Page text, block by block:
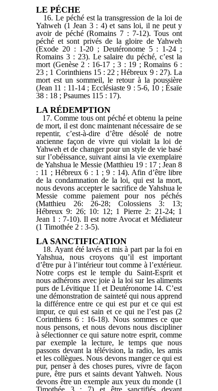
LE PÉCHE
16. Le péché est la transgression de la loi de
Yahweh (1 Jean 3 : 4) et sans loi, il ne peut y
avoir de péché (Romains 7 : 7-12). Tous ont
péché et sont privés de la gloire de Yahweh
(Exode 20 : 1-20 ; Deutéronome 5 : 1-24 ;
Romains 3 : 23). Le salaire du péché, c’est la
mort (Genèse 2 : 16-17 ; 3 : 19 ; Romains 6 :
23 ; 1 Corinthiens 15 : 22 ; Hébreux 9 : 27). La
mort est un sommeil, le retour à la poussière
(Jean 11 : 11-14 ; Ecclésiaste 9 : 5-6, 10 ; Ésaïe
38 : 18 ; Psaumes 115 : 17).
LA RÉDEMPTION
17. Comme tous ont péché et obtenu la peine
de mort, il est donc maintenant nécessaire de se
repentir, c’est-à-dire d’être désolé de notre
ancienne façon de vivre qui violait la loi de
Yahweh et de changer pour un style de vie basé
sur l’obéissance, suivant ainsi la vie exemplaire
de Yahshua le Messie (Matthieu 19 : 17 ; Jean 8
: 11 ; Hébreux 6 : 1 ; 9 : 14). Afin d’être libre
de la condamnation de la loi, qui est la mort,
nous devons accepter le sacrifice de Yahshua le
Messie comme paiement pour nos péchés
(Matthieu 26: 26-28; Colossiens 3: 13;
Hébreux 9: 26; 10: 12; 1 Pierre 2: 21-24; 1
Jean 1 : 7-10). Il est notre Avocat et Médiateur
(1 Timothée 2 : 3-5).
LA SANCTIFICATION
18. Ayant été lavés et mis à part par la foi en
Yahshua, nous croyons qu’il est important
d’être pur à l’intérieur tout comme à l’extérieur.
Notre corps est le temple du Saint-Esprit et
nous adhérons avec joie à la loi sur les aliments
purs de Lévitique 11 et Deutéronome 14. C’est
une démonstration de sainteté qui nous apprend
la différence entre ce qui est pur et ce qui est
impur, ce qui est sain et ce qui ne l’est pas (2
Corinthiens 6 : 16-18). Nous sommes ce que
nous pensons, et nous devons nous discipliner
à sélectionner ce qui sature notre esprit, comme
par exemple la lecture, le temps que nous
passons devant la télévision, la radio, les amis
et les collègues. Nous devons manger ce qui est
pur, penser à des choses pures, vivre de façon
pure, être purs et saints devant Yahweh. Nous
devons être un exemple aux yeux du monde (1
Timothée 3 : 7) et être sanctifiés devant